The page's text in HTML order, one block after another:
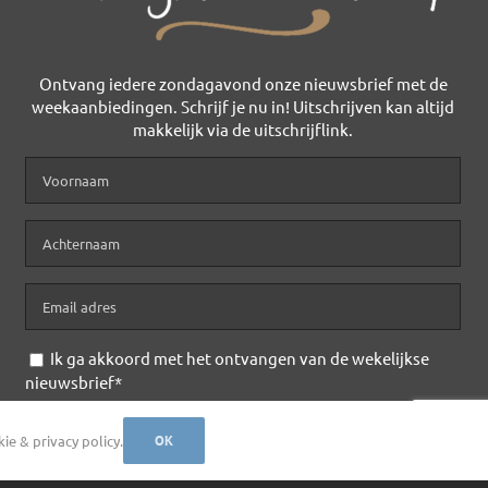
& privacy policy. OK
Ontvang iedere zondagavond onze nieuwsbrief met de
weekaanbiedingen. Schrijf je nu in! Uitschrijven kan altijd
makkelijk via de uitschrijflink.
Ik ga akkoord met het ontvangen van de wekelijkse
nieuwsbrief*